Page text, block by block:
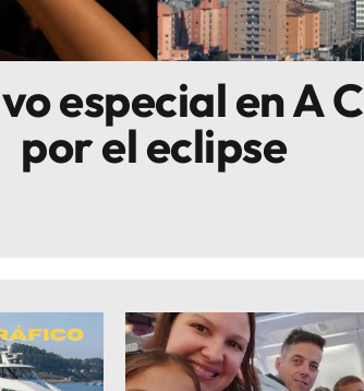
especial en A
por el eclipse